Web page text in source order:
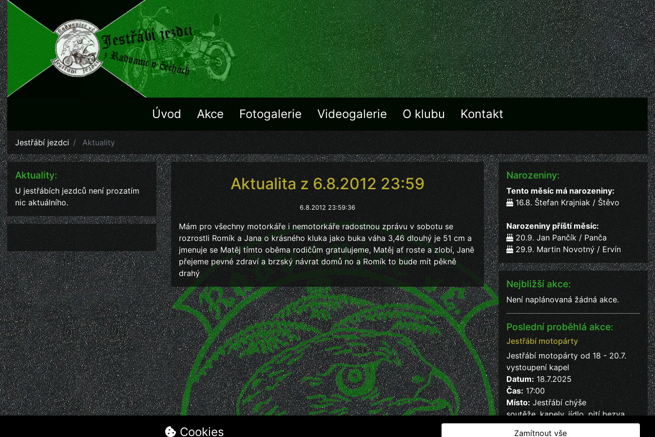
Úvod Akce Fotogalerie Videogalerie O klubu Kontakt
Jestřábí jezdci Aktuality
Aktuality:
U jestřábích jezdců není prozatím
nic aktuálního.
Aktualita z 6.8.2012 23:59
6.8.2012 23:59:36
Mám pro všechny motorkáře i nemotorkáře radostnou zprávu v sobotu se
rozrostli Romík a Jana o krásného kluka jako buka váha 3,46 dlouhý je 51 cm a
jmenuje se Matěj tímto oběma rodičům gratulujeme, Matěj ať roste a zlobí, Janě
přejeme pevné zdraví a brzský návrat domů no a Romík to bude mít pěkně
drahý
Narozeniny:
Tento měsíc má narozeniny:
16.8. Štefan Krajniak / Štěvo
Narozeniny příští měsíc:
20.9. Jan Pančík / Panča
29.9. Martin Novotný / Ervín
Nejbližší akce:
Není naplánovaná žádná akce.
Poslední proběhlá akce:
Jestřábí motopárty
Jestřábí motopárty od 18 - 20.7.
vystoupení kapel
Datum:18.7.2025
Čas: 17:00
Místo: Jestřábí chýše
soutěže, kapely, jídlo, pití bezva
kalba
Cookies Zamítnout vše